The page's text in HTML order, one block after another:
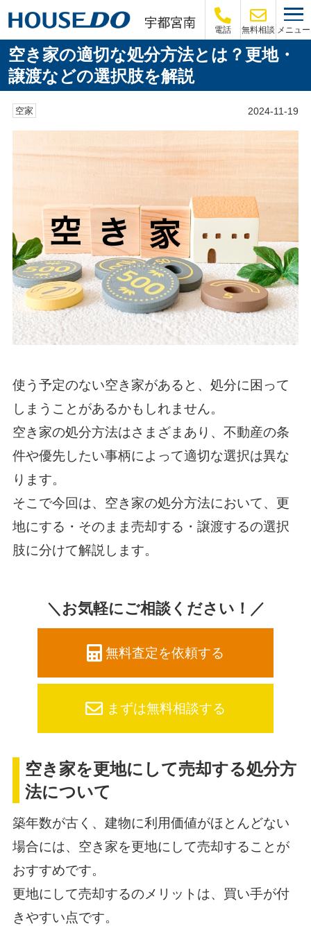
電話 無料相談 メニュー
空き家の適切な処分方法とは？更地・
譲渡などの選択肢を解説
空家 2024-11-19
使う予定のない空き家があると、処分に困って
しまうことがあるかもしれません。
空き家の処分方法はさまざまあり、不動産の条
件や優先したい事柄によって適切な選択は異な
ります。
そこで今回は、空き家の処分方法において、更
地にする・そのまま売却する・譲渡するの選択
肢に分けて解説します。
＼お気軽にご相談ください！／
無料査定を依頼する
まずは無料相談する
空き家を更地にして売却する処分方
法について
築年数が古く、建物に利用価値がほとんどない
場合には、空き家を更地にして売却することが
おすすめです。
更地にして売却するのメリットは、買い手が付
きやすい点です。